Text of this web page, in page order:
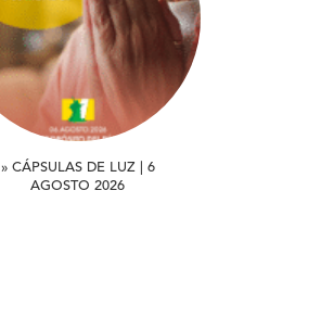
» CÁPSULAS DE LUZ | 6
AGOSTO 2026